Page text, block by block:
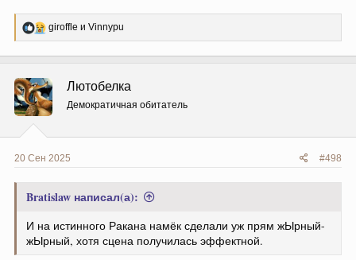
Р
е
ц
и
и
:
giroffle и Vinnypu
Лютобелка
Демократичная обитатель
20 Сен 2025 #498
Bratislaw написал(а):
И на истинного Ракана намёк сделали уж прям жЫрный-
жЫрный, хотя сцена получилась эффектной.